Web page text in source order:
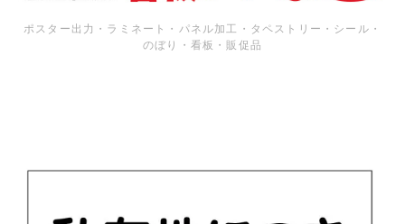
ポスター出力・ラミネート・パネル加工・タペストリー・シール・
のぼり・看板・販促品